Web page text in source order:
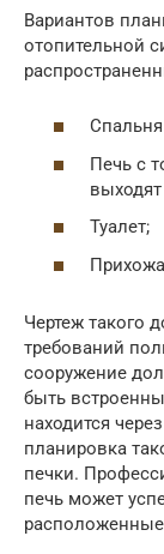
Вариантов
отопительной
Печь с
Туалет;
Чертеж такого
требований
сооружение
быть
находится
планировка
печки.
печь может
расположенные